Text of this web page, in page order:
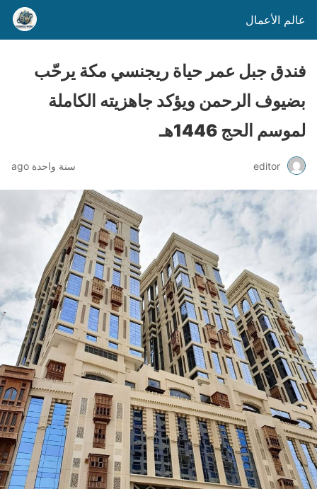
عالم الأعمال
فندق جبل عمر حياة ريجنسي مكة يرحّب
بضيوف الرحمن ويؤكد جاهزيته الكاملة
لموسم الحج 1446هـ
editor سنة واحدة ago